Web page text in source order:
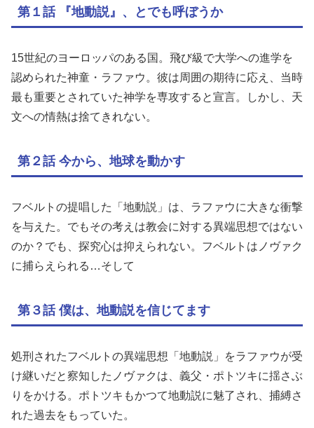
第１話 『地動説』、とでも呼ぼうか
15世紀のヨーロッパのある国。飛び級で大学への進学を
認められた神童・ラファウ。彼は周囲の期待に応え、当時
最も重要とされていた神学を専攻すると宣言。しかし、天
文への情熱は捨てきれない。
第２話 今から、地球を動かす
フベルトの提唱した「地動説」は、ラファウに大きな衝撃
を与えた。でもその考えは教会に対する異端思想ではない
のか？でも、探究心は抑えられない。フベルトはノヴァク
に捕らえられる…そして
第３話 僕は、地動説を信じてます
処刑されたフベルトの異端思想「地動説」をラファウが受
け継いだと察知したノヴァクは、義父・ポトツキに揺さぶ
りをかける。ポトツキもかつて地動説に魅了され、捕縛さ
れた過去をもっていた。